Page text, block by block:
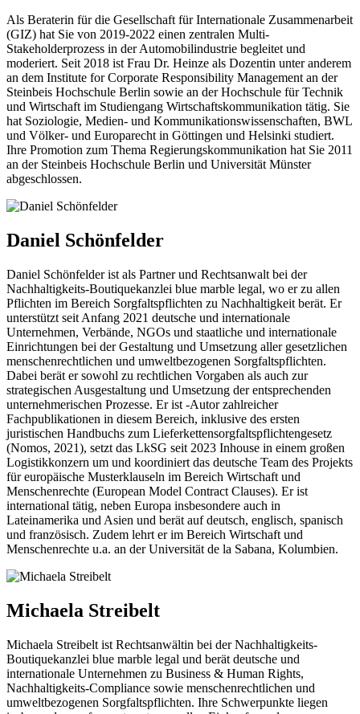
Als Beraterin für die Gesellschaft für Internationale Zusammenarbeit
(GIZ) hat Sie von 2019-2022 einen zentralen Multi-
Stakeholderprozess in der Automobilindustrie begleitet und
moderiert. Seit 2018 ist Frau Dr. Heinze als Dozentin unter anderem
an dem Institute for Corporate Responsibility Management an der
Steinbeis Hochschule Berlin sowie an der Hochschule für Technik
und Wirtschaft im Studiengang Wirtschaftskommunikation tätig. Sie
hat Soziologie, Medien- und Kommunikationswissenschaften, BWL
und Völker- und Europarecht in Göttingen und Helsinki studiert.
Ihre Promotion zum Thema Regierungskommunikation hat Sie 2011
an der Steinbeis Hochschule Berlin und Universität Münster
abgeschlossen.
Daniel Schönfelder
Daniel Schönfelder ist als Partner und Rechtsanwalt bei der
Nachhaltigkeits-Boutiquekanzlei blue marble legal, wo er zu allen
Pflichten im Bereich Sorgfaltspflichten zu Nachhaltigkeit berät. Er
unterstützt seit Anfang 2021 deutsche und internationale
Unternehmen, Verbände, NGOs und staatliche und internationale
Einrichtungen bei der Gestaltung und Umsetzung aller gesetzlichen
menschenrechtlichen und umweltbezogenen Sorgfaltspflichten.
Dabei berät er sowohl zu rechtlichen Vorgaben als auch zur
strategischen Ausgestaltung und Umsetzung der entsprechenden
unternehmerischen Prozesse. Er ist -Autor zahlreicher
Fachpublikationen in diesem Bereich, inklusive des ersten
juristischen Handbuchs zum Lieferkettensorgfaltspflichtengesetz
(Nomos, 2021), setzt das LkSG seit 2023 Inhouse in einem großen
Logistikkonzern um und koordiniert das deutsche Team des Projekts
für europäische Musterklauseln im Bereich Wirtschaft und
Menschenrechte (European Model Contract Clauses). Er ist
international tätig, neben Europa insbesondere auch in
Lateinamerika und Asien und berät auf deutsch, englisch, spanisch
und französisch. Zudem lehrt er im Bereich Wirtschaft und
Menschenrechte u.a. an der Universität de la Sabana, Kolumbien.
Michaela Streibelt
Michaela Streibelt ist Rechtsanwältin bei der Nachhaltigkeits-
Boutiquekanzlei blue marble legal und berät deutsche und
internationale Unternehmen zu Business & Human Rights,
Nachhaltigkeits-Compliance sowie menschenrechtlichen und
umweltbezogenen Sorgfaltspflichten. Ihre Schwerpunkte liegen